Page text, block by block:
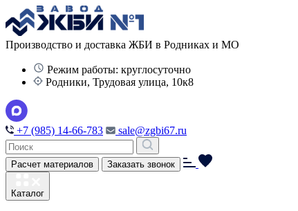
Производство и доставка ЖБИ в Родниках и МО
Режим работы: круглосуточно
Родники, Трудовая улица, 10к8
+7 (985) 14-66-783 sale@zgbi67.ru
Расчет материалов Заказать звонок
Каталог